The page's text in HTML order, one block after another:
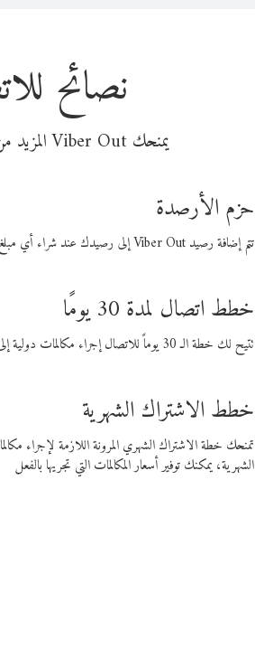
نصائح
يمنحك Viber Out المزيد من وقت المكالمة مقابل تكلفة أقل من المال. اختر من أحد خيارات الاتصال المرنة ذات السعر المنخفض:
حزم الأرصدة
تتم إضافة رصيد Viber Out إلى رصيدك عند شراء أي مبلغ. باستخدام رصيدك، يمكنك إجراء مكالمات إلى أي رقم في العالم بأسعار فايبر المنخفضة.
خطط اتصال لمدة 30 يومًا
تتيح لك خطة الـ 30 يوماً للاتصال إجراء مكالمات دولية إلى الوجهة التي تختارها لمدة 30 يوماً بأسعار فايبر المنخفضة.
خطط الاشتراك الشهرية
تمنحك خطة الاشتراك الشهري المرونة اللازمة
الشهرية، يمكنك توفير أسعار المكالمات التي تجريها بالفعل